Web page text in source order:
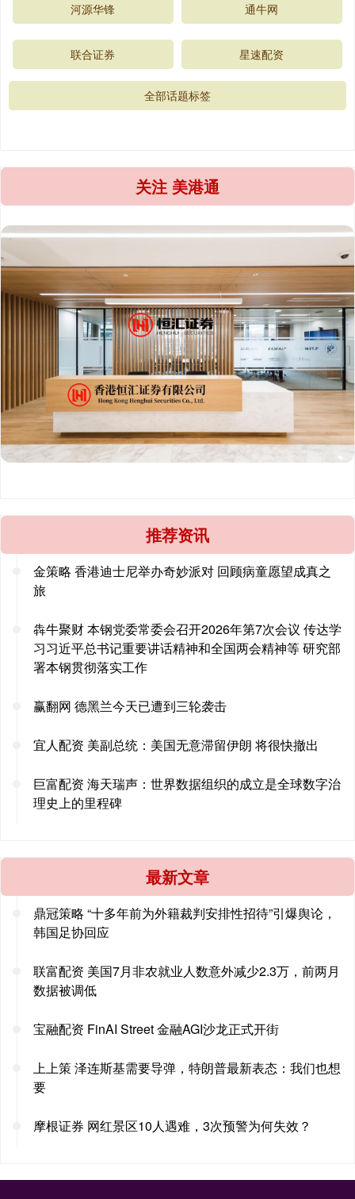
河源华锋 通牛网
联合证券 星速配资
全部话题标签
关注 美港通
推荐资讯
金策略 香港迪士尼举办奇妙派对 回顾病童愿望成真之
旅
犇牛聚财 本钢党委常委会召开2026年第7次会议 传达学
习习近平总书记重要讲话精神和全国两会精神等 研究部
署本钢贯彻落实工作
赢翻网 德黑兰今天已遭到三轮袭击
宜人配资 美副总统：美国无意滞留伊朗 将很快撤出
巨富配资 海天瑞声：世界数据组织的成立是全球数字治
理史上的里程碑
最新文章
鼎冠策略 “十多年前为外籍裁判安排性招待”引爆舆论，
韩国足协回应
联富配资 美国7月非农就业人数意外减少2.3万，前两月
数据被调低
宝融配资 FinAI Street 金融AGI沙龙正式开街
上上策 泽连斯基需要导弹，特朗普最新表态：我们也想
要
摩根证券 网红景区10人遇难，3次预警为何失效？